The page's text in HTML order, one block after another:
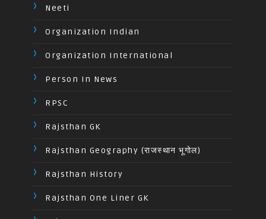
Neeti
Organization Indian
Organization International
Person In News
RPSC
Rajsthan GK
Rajsthan Geography (राजस्थान भूगोल)
Rajsthan History
Rajsthan One Liner GK